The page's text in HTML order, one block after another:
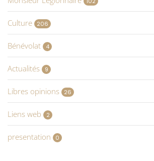
Culture 206
Bénévolat 4
Actualités 9
Libres opinions 26
Liens web 2
presentation 0